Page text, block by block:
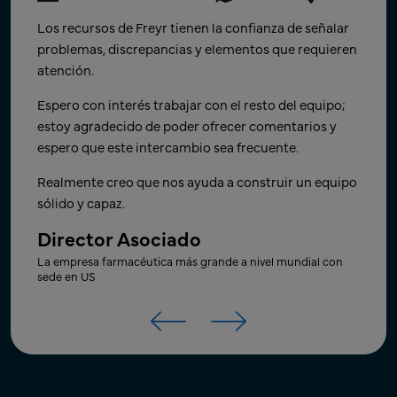
Muchas gracias por trabajar en esto y por darles
prioridad. Su ayuda es realmente apreciada.
Gerente de Producto.
Empresa farmacéutica de genéricos global con sede en
Canadá
¡Enhorabuena a todos por el brillante trabajo en
equipo! Solos, podemos hacer muy poco; juntos,
podemos hacer mucho.
Espero con interés el próximo hito y la colaboración
en nuevos proyectos en el futuro.
Vicepresidente Senior - I+D (Forma
Farmacéutica Terminada).
Empresa CRO con sede en US que se enfoca en la ciencia e
Los recursos de Freyr tienen la confianza de señalar
problemas, discrepancias y elementos que requieren
atención.
Espero con interés trabajar con el resto del equipo;
estoy agradecido de poder ofrecer comentarios y
espero que este intercambio sea frecuente.
Realmente creo que nos ayuda a construir un equipo
sólido y capaz.
Director Asociado
La empresa farmacéutica más grande a nivel mundial con
sede en US